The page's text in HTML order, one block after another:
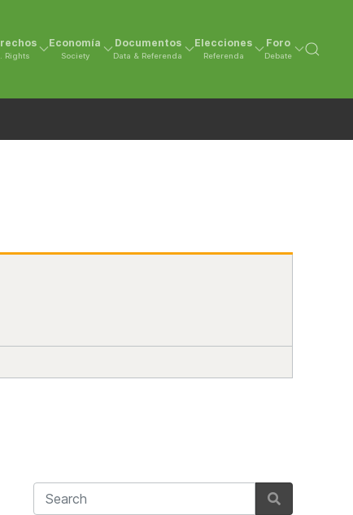
Rights
Economía
Society
Documentos
Data & Referenda
Elecciones
Referenda
Foro
Debate